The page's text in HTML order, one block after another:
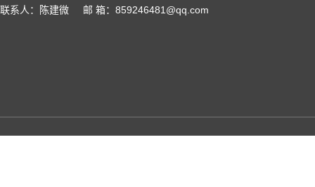
联系人：陈建微 邮 箱：859246481@qq.com